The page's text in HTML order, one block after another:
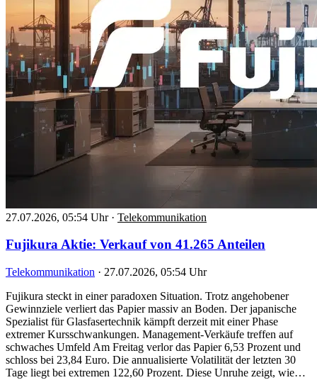
27.07.2026, 05:54 Uhr · Telekommunikation
Fujikura Aktie: Verkauf von 41.265 Anteilen
Telekommunikation · 27.07.2026, 05:54 Uhr
Fujikura steckt in einer paradoxen Situation. Trotz angehobener
Gewinnziele verliert das Papier massiv an Boden. Der japanische
Spezialist für Glasfasertechnik kämpft derzeit mit einer Phase
extremer Kursschwankungen. Management-Verkäufe treffen auf
schwaches Umfeld Am Freitag verlor das Papier 6,53 Prozent und
schloss bei 23,84 Euro. Die annualisierte Volatilität der letzten 30
Tage liegt bei extremen 122,60 Prozent. Diese Unruhe zeigt, wie…